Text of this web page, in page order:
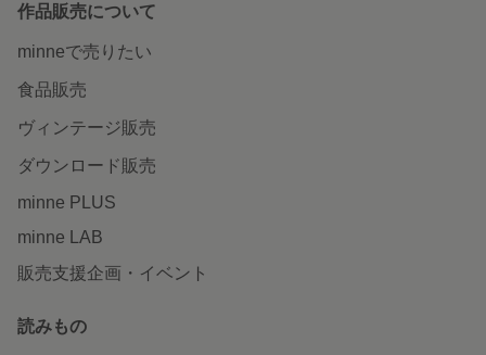
作品販売について
minneで売りたい
食品販売
ヴィンテージ販売
ダウンロード販売
minne PLUS
minne LAB
販売支援企画・イベント
読みもの